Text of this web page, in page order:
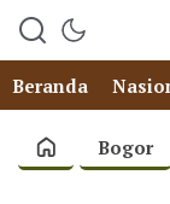
Beranda
Bogor